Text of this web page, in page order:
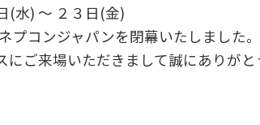
(水) ～ ２３日(金)
プコンジャパンを閉幕いたしました。
にご来場いただきまして誠にありがと